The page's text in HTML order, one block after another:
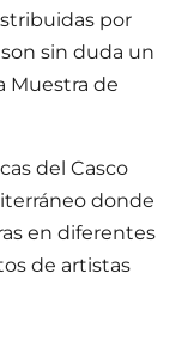
por
son sin duda un
Muestra de
del Casco
donde
en diferentes
de artistas